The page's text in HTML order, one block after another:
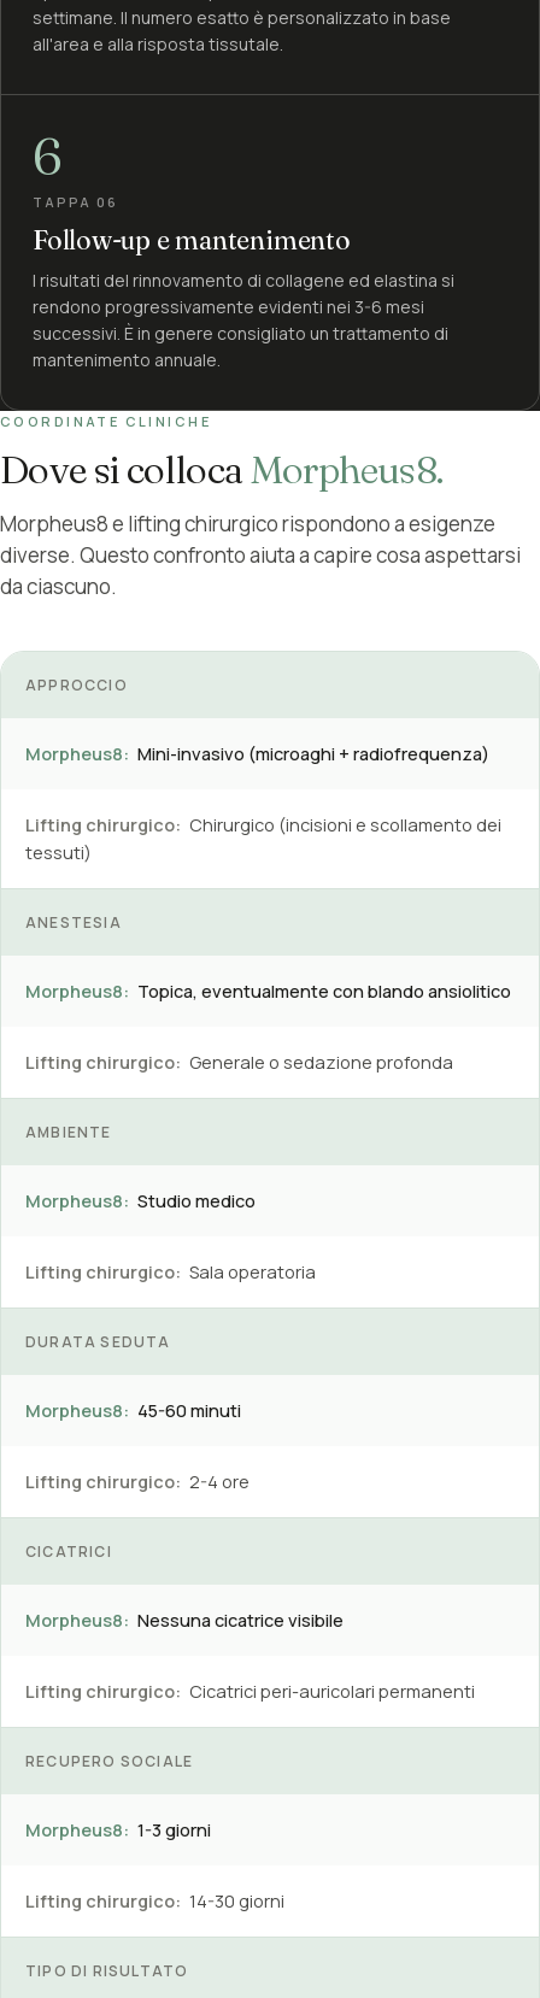
settimane. Il numero esatto è personalizzato in base
all'area e alla risposta tissutale.
6
TAPPA 06
Follow-up e mantenimento
I risultati del rinnovamento di collagene ed elastina si
rendono progressivamente evidenti nei 3-6 mesi
successivi. È in genere consigliato un trattamento di
mantenimento annuale.
COORDINATE CLINICHE
Dove si collocaMorpheus8.
Morpheus8 e lifting chirurgico rispondono a esigenze
diverse. Questo confronto aiuta a capire cosa aspettarsi
da ciascuno.
APPROCCIO
Morpheus8: Mini-invasivo (microaghi + radiofrequenza)
Lifting chirurgico: Chirurgico (incisioni e scollamento dei
tessuti)
ANESTESIA
Morpheus8: Topica, eventualmente con blando ansiolitico
Lifting chirurgico: Generale o sedazione profonda
AMBIENTE
Morpheus8: Studio medico
Lifting chirurgico: Sala operatoria
DURATA SEDUTA
Morpheus8: 45-60 minuti
Lifting chirurgico: 2-4 ore
CICATRICI
Morpheus8: Nessuna cicatrice visibile
Lifting chirurgico: Cicatrici peri-auricolari permanenti
RECUPERO SOCIALE
Morpheus8: 1-3 giorni
Lifting chirurgico: 14-30 giorni
TIPO DI RISULTATO